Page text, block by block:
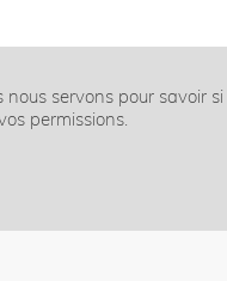
servons pour savoir
permissions.